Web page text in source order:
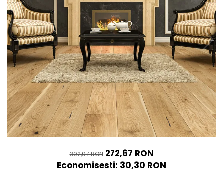
LEGNO VENEZIA
OSSIDO
OXIDE
RARE
SETA
SLATE
LA FAENTZA XXL
AESTHETICA
BIANCO
COCOON
AESTHETICA
BIANCO
BLANCO
COCOON
COTTOFAENZA
COUTURE
COUTURE
CREA-LA
DAMA
EGO
D_SEGNI COLORE
D_SEGNI
THIN WALL COVERING
LAVOARE
ROBINETI
FRATTINI
KLUDI
FDESIGN
MOBILIER BAIE
VASE WC SI BIDEURI
REZERVOARE WC
PISOARE
ACCESORII-BAIE
302,97 RON 272,67 RON
Economisesti: 30,30 RON